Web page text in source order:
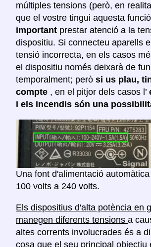
múltiples tensions (però, en
que el vostre tingui aquesta
important prestar atenció a la
dispositiu. Si connecteu aparells
tensió incorrecta, en els casos
el dispositiu només deixarà de
temporalment; però si us plau,
compte , en el pitjor dels casos l’
i els incendis són una
Una font d'alimentació
100 volts a 240 volts.
Els dispositius d'alta potència en
manegen diferents tensions a
altes corrents involucrades és a
cosa que el seu principal objectiu